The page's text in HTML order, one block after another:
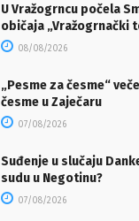
U Vražogrncu počela
običaja „Vražogrnački
08/08/2026
„Pesme za česme“
česme u Zaječaru
07/08/2026
Suđenje u slučaju
sudu u Negotinu?
07/08/2026